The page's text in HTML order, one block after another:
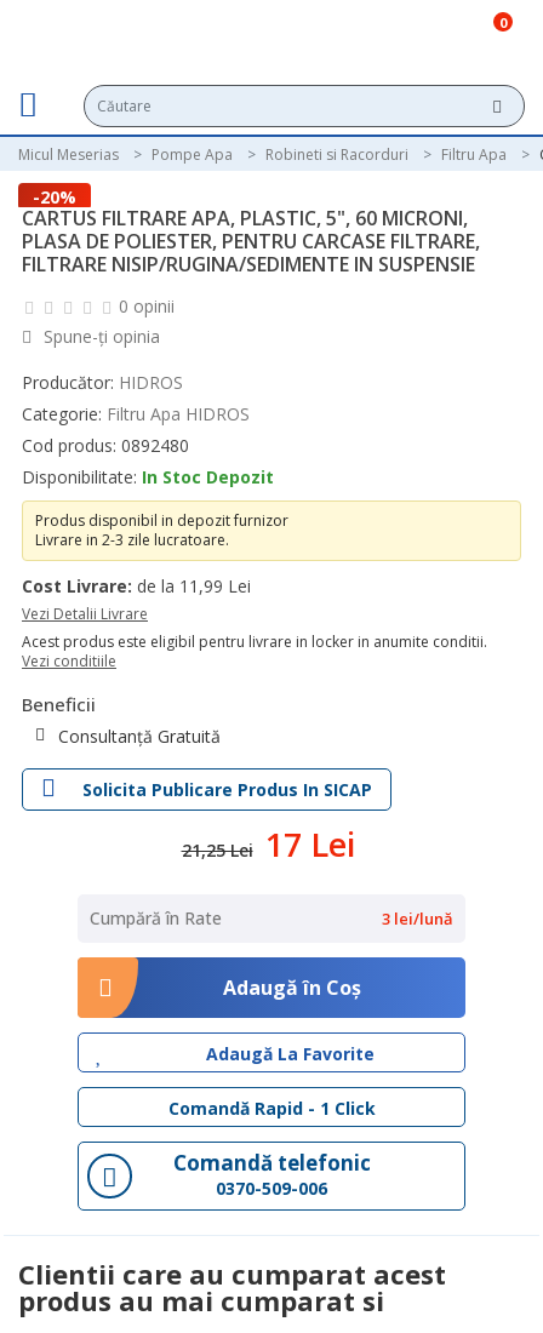
0
Micul Meserias Pompe Apa Robineti si Racorduri Filtru Apa
-20%
CARTUS FILTRARE APA, PLASTIC, 5", 60 MICRONI,
PLASA DE POLIESTER, PENTRU CARCASE FILTRARE,
FILTRARE NISIP/RUGINA/SEDIMENTE IN SUSPENSIE
0 opinii
Spune-ţi opinia
Producător: HIDROS
Categorie: Filtru Apa HIDROS
Cod produs: 0892480
Disponibilitate: In Stoc Depozit
Produs disponibil in depozit furnizor
Livrare in 2-3 zile lucratoare.
Cost Livrare: de la 11,99 Lei
Vezi Detalii Livrare
Acest produs este eligibil pentru livrare in locker in anumite conditii.
Vezi conditiile
Beneficii
Consultanță Gratuită
Solicita Publicare Produs In SICAP
21,25 Lei 17 Lei
Cumpără în Rate 3 lei/lună
Adaugă în Coş
Adaugă La Favorite
Comandă Rapid - 1 Click
Comandă telefonic
0370-509-006
Clientii care au cumparat acest
produs au mai cumparat si